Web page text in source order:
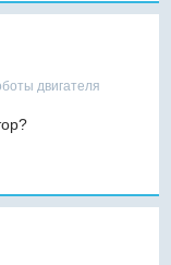
двигателя